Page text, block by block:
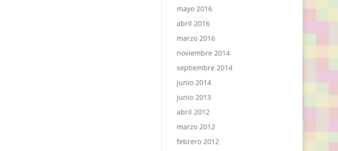
mayo 2016
abril 2016
marzo 2016
noviembre 2014
septiembre 2014
junio 2014
junio 2013
abril 2012
marzo 2012
febrero 2012